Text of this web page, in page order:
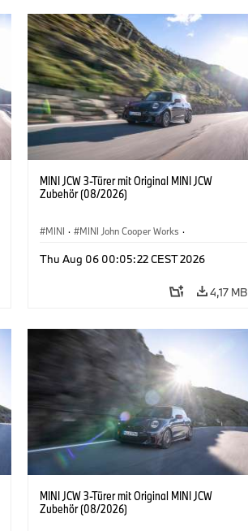
MINI JCW 3-Türer mit Original MINI JCW
Zubehör (08/2026)
MINI · MINI John Cooper Works ·
Sonderausstattungen, Zubehör
Thu Aug 06 00:05:22 CEST 2026
4,17 MB
MINI JCW 3-Türer mit Original MINI JCW
Zubehör (08/2026)